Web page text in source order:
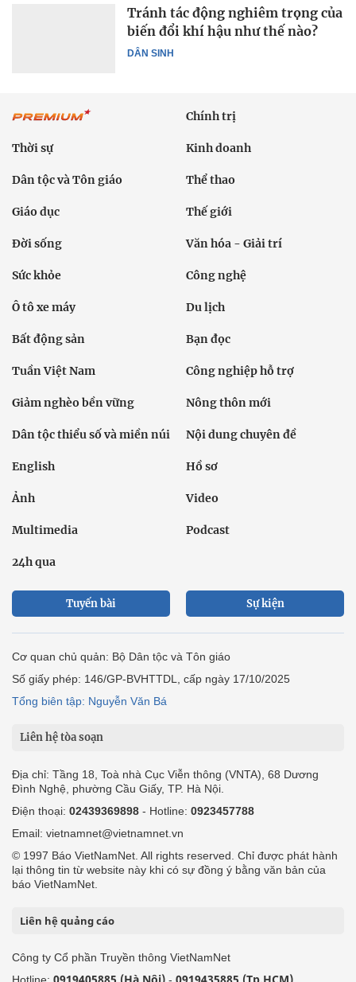
DÂN SINH
Tránh tác động nghiêm trọng của
biến đổi khí hậu như thế nào?
Chính trị
Thời sự Kinh doanh
Dân tộc và Tôn giáo Thể thao
Giáo dục Thế giới
Đời sống Văn hóa - Giải trí
Sức khỏe Công nghệ
Ô tô xe máy Du lịch
Bất động sản Bạn đọc
Tuần Việt Nam Công nghiệp hỗ trợ
Giảm nghèo bền vững Nông thôn mới
Dân tộc thiểu số và miền núi Nội dung chuyên đề
English Hồ sơ
Ảnh Video
Multimedia Podcast
24h qua
Tuyến bài Sự kiện
Cơ quan chủ quản: Bộ Dân tộc và Tôn giáo
Số giấy phép: 146/GP-BVHTTDL, cấp ngày 17/10/2025
Tổng biên tập: Nguyễn Văn Bá
Liên hệ tòa soạn
Địa chỉ: Tầng 18, Toà nhà Cục Viễn thông (VNTA), 68 Dương
Đình Nghệ, phường Cầu Giấy, TP. Hà Nội.
Điện thoại: 02439369898 - Hotline: 0923457788
Email: vietnamnet@vietnamnet.vn
© 1997 Báo VietNamNet. All rights reserved. Chỉ được phát hành
lại thông tin từ website này khi có sự đồng ý bằng văn bản của
báo VietNamNet.
Liên hệ quảng cáo
Công ty Cổ phần Truyền thông VietNamNet
Hotline: 0919405885 (Hà Nội) - 0919435885 (Tp.HCM)